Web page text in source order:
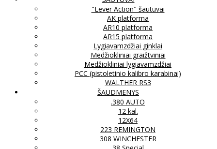
"Lever Action" šautuvai
AK platforma
AR10 platforma
AR15 platforma
Lygiavamzdžiai ginklai
Medžiokliniai graižtviniai
Medžiokliniai lygiavamzdžiai
PCC (pistoletinio kalibro karabinai)
WALTHER RS3
ŠAUDMENYS
.380 AUTO
12 kal.
12X64
223 REMINGTON
308 WINCHESTER